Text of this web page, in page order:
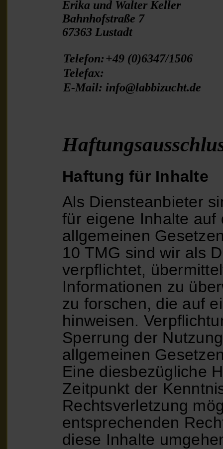
Erika und Walter Keller
Bahnhofstraße 7
67363 Lustadt
Telefon:+49 (0)6347/1506
Telefax:
E-Mail: info@labbizucht.de
Haftung für Inhalte
Als Diensteanbieter
für eigene Inhalte auf
allgemeinen
10 TMG sind wir als
verpflichtet,
Informationen zu
zu forschen, die auf
hinweisen.
Sperrung der
allgemeinen
Eine diesbezügliche
Zeitpunkt der
Rechtsverletzung
entsprechenden
diese Inhalte